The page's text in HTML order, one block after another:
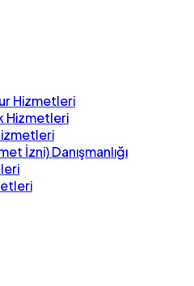
Hizmetleri
Hizmetleri
İzni) Danışmanlığı